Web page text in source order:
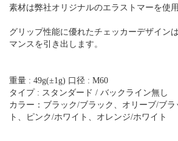
素材は弊社オリジナルのエラストマーを使用
グリップ性能に優れたチェッカーデザイン
マンスを引き出します。
重量 : 49g(±1g) 口径 : M60
タイプ : スタンダード / バックライン無し
カラー：ブラック/ブラック、オリーブ/ブ
ト、ピンク/ホワイト、オレンジ/ホワイト